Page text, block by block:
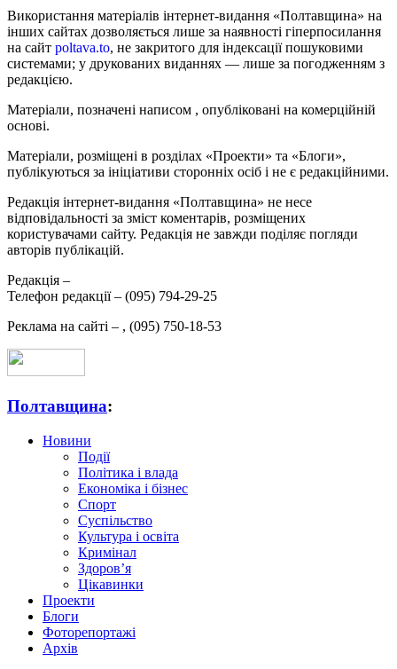
Використання матеріалів інтернет-видання «Полтавщина» на
інших сайтах дозволяється лише за наявності гіперпосилання
на сайт poltava.to, не закритого для індексації пошуковими
системами; у друкованих виданнях — лише за погодженням з
редакцією.
Матеріали, позначені написом , опубліковані на комерційній
основі.
Матеріали, розміщені в розділах «Проекти» та «Блоги»,
публікуються за ініціативи сторонніх осіб і не є редакційними.
Редакція інтернет-видання «Полтавщина» не несе
відповідальності за зміст коментарів, розміщених
користувачами сайту. Редакція не завжди поділяє погляди
авторів публікацій.
Редакція –
Телефон редакції – (095) 794-29-25
Реклама на сайті – , (095) 750-18-53
Полтавщина:
Новини
Події
Політика і влада
Економіка і бізнес
Спорт
Суспільство
Культура і освіта
Кримінал
Здоров’я
Цікавинки
Проекти
Блоги
Фоторепортажі
Архів